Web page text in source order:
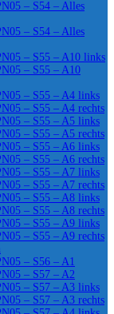
– S54 – Alles
– S54 – Alles
– S55 – A10 links
– S55 – A10
– S55 – A4 links
– S55 – A4 rechts
– S55 – A5 links
– S55 – A5 rechts
– S55 – A6 links
– S55 – A6 rechts
– S55 – A7 links
– S55 – A7 rechts
– S55 – A8 links
– S55 – A8 rechts
– S55 – A9 links
– S55 – A9 rechts
– S56 – A1
– S57 – A2
– S57 – A3 links
– S57 – A3 rechts